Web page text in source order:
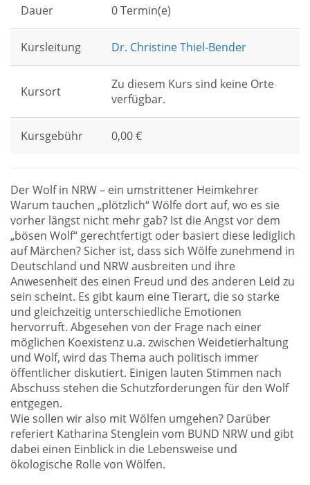
Dauer 0 Termin(e)
Kursleitung Dr. Christine Thiel-Bender
Kursort
Zu diesem Kurs sind keine Orte
verfügbar.
Kursgebühr 0,00 €
Der Wolf in NRW – ein umstrittener Heimkehrer
Warum tauchen „plötzlich“ Wölfe dort auf, wo es sie
vorher längst nicht mehr gab? Ist die Angst vor dem
„bösen Wolf“ gerechtfertigt oder basiert diese lediglich
auf Märchen? Sicher ist, dass sich Wölfe zunehmend in
Deutschland und NRW ausbreiten und ihre
Anwesenheit des einen Freud und des anderen Leid zu
sein scheint. Es gibt kaum eine Tierart, die so starke
und gleichzeitig unterschiedliche Emotionen
hervorruft. Abgesehen von der Frage nach einer
möglichen Koexistenz u.a. zwischen Weidetierhaltung
und Wolf, wird das Thema auch politisch immer
öffentlicher diskutiert. Einigen lauten Stimmen nach
Abschuss stehen die Schutzforderungen für den Wolf
entgegen.
Wie sollen wir also mit Wölfen umgehen? Darüber
referiert Katharina Stenglein vom BUND NRW und gibt
dabei einen Einblick in die Lebensweise und
ökologische Rolle von Wölfen.